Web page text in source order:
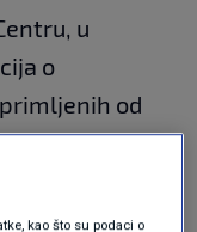
u
o
od
mrežama,
muškarac koji
bio
kao što su podaci o